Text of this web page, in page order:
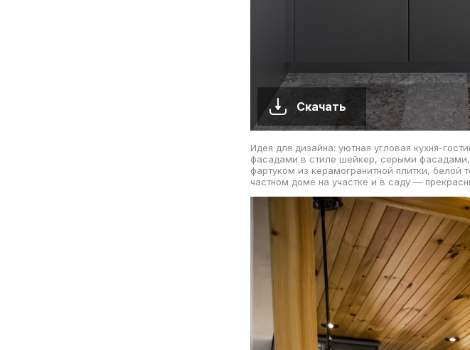
Скачать
Идея для дизайна: уютная угловая кухня-
фасадами в стиле шейкер, серыми
фартуком из керамогранитной плитки,
частном доме на участке и в саду —